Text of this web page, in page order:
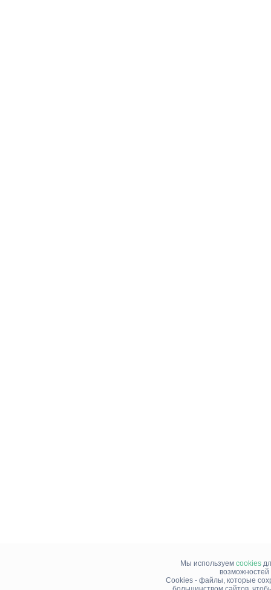
Мы используем cookies
Cookies - файлы, которые